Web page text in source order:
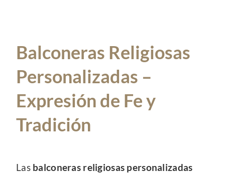
Balconeras Religiosas
Personalizadas –
Expresión de Fe y
Tradición
Las balconeras religiosas personalizadas